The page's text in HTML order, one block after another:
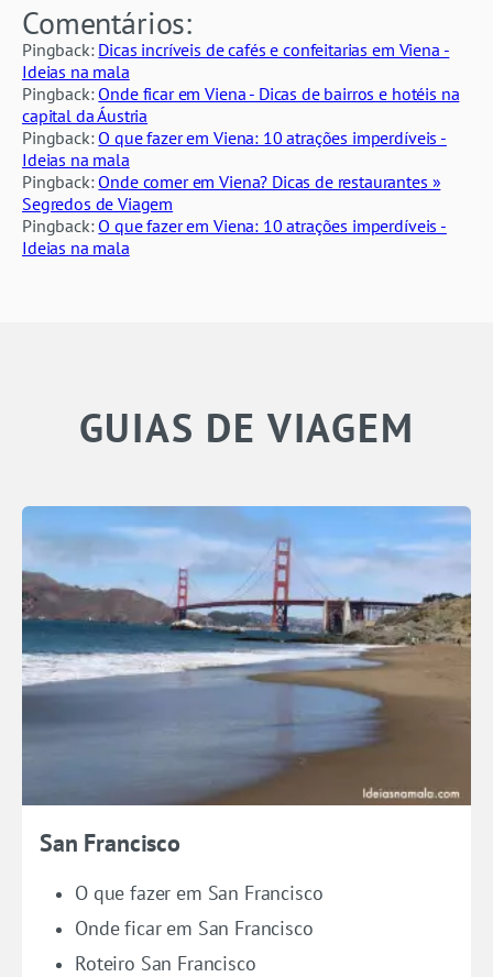
Comentários:
Pingback: Dicas incríveis de cafés e confeitarias em Viena -
Ideias na mala
Pingback:Onde ficar em Viena - Dicas de bairros e hotéis na
capital da Áustria
Pingback:O que fazer em Viena: 10 atrações imperdíveis -
Ideias na mala
Pingback:Onde comer em Viena? Dicas de restaurantes »
Segredos de Viagem
Pingback:O que fazer em Viena: 10 atrações imperdíveis -
Ideias na mala
GUIAS DE VIAGEM
San Francisco
O que fazer em San Francisco
Onde ficar em San Francisco
Roteiro San Francisco